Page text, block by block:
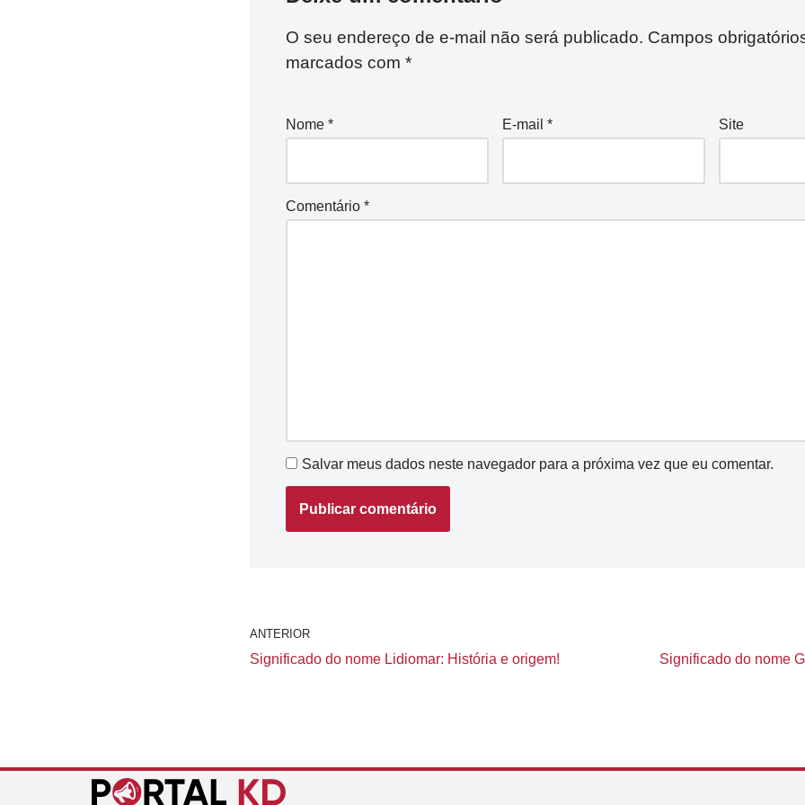
O seu endereço de e-mail não será publicado. Campos
marcados com *
Nome * E-mail * Site
Comentário *
Salvar meus dados neste navegador para a próxima vez que eu comentar.
ANTERIOR
Significado do nome Lidiomar: História e origem! Significado do nome